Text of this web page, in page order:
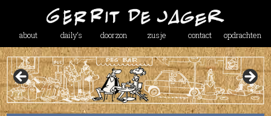
about daily’s doorzon zusje contact opdrachten